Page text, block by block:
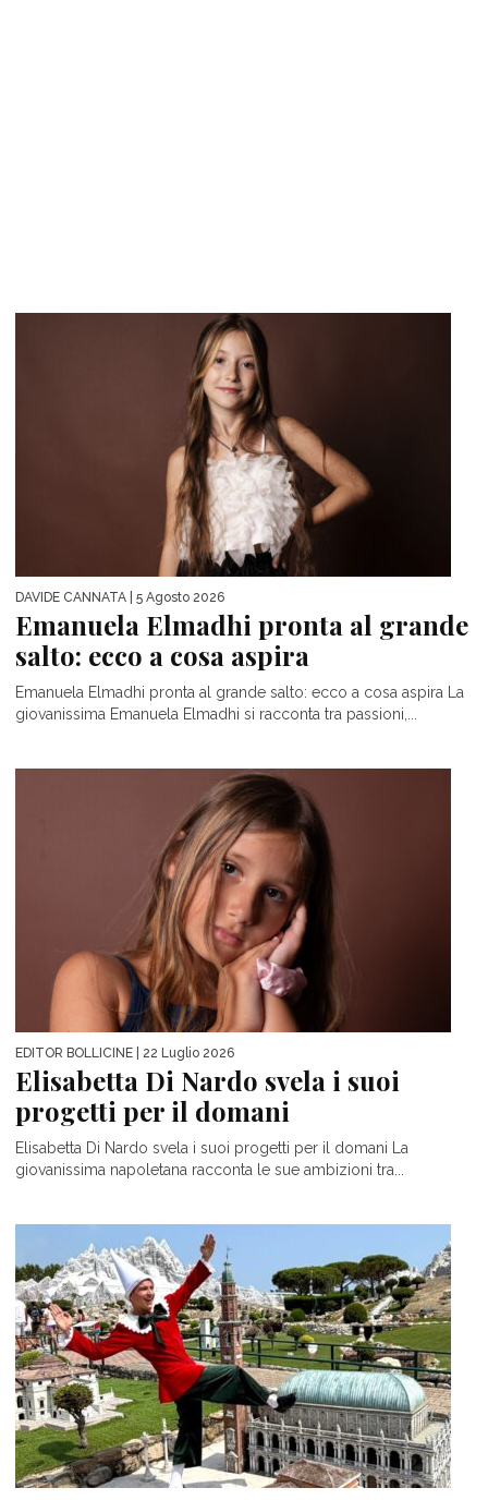
DAVIDE CANNATA | 5 Agosto 2026
Emanuela Elmadhi pronta al grande
salto: ecco a cosa aspira
Emanuela Elmadhi pronta al grande salto: ecco a cosa aspira La
giovanissima Emanuela Elmadhi si racconta tra passioni,...
EDITOR BOLLICINE | 22 Luglio 2026
Elisabetta Di Nardo svela i suoi
progetti per il domani
Elisabetta Di Nardo svela i suoi progetti per il domani La
giovanissima napoletana racconta le sue ambizioni tra...